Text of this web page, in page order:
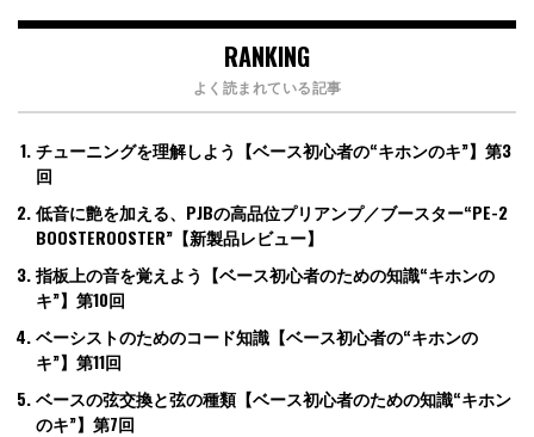
RANKING
よく読まれている記事
チューニングを理解しよう【ベース初心者の“キホンのキ”】第3
回
低音に艶を加える、PJBの高品位プリアンプ／ブースター“PE-2
BOOSTEROOSTER”【新製品レビュー】
指板上の音を覚えよう【ベース初心者のための知識“キホンの
キ”】第10回
ベーシストのためのコード知識【ベース初心者の“キホンの
キ”】第11回
ベースの弦交換と弦の種類【ベース初心者のための知識“キホン
のキ”】第7回